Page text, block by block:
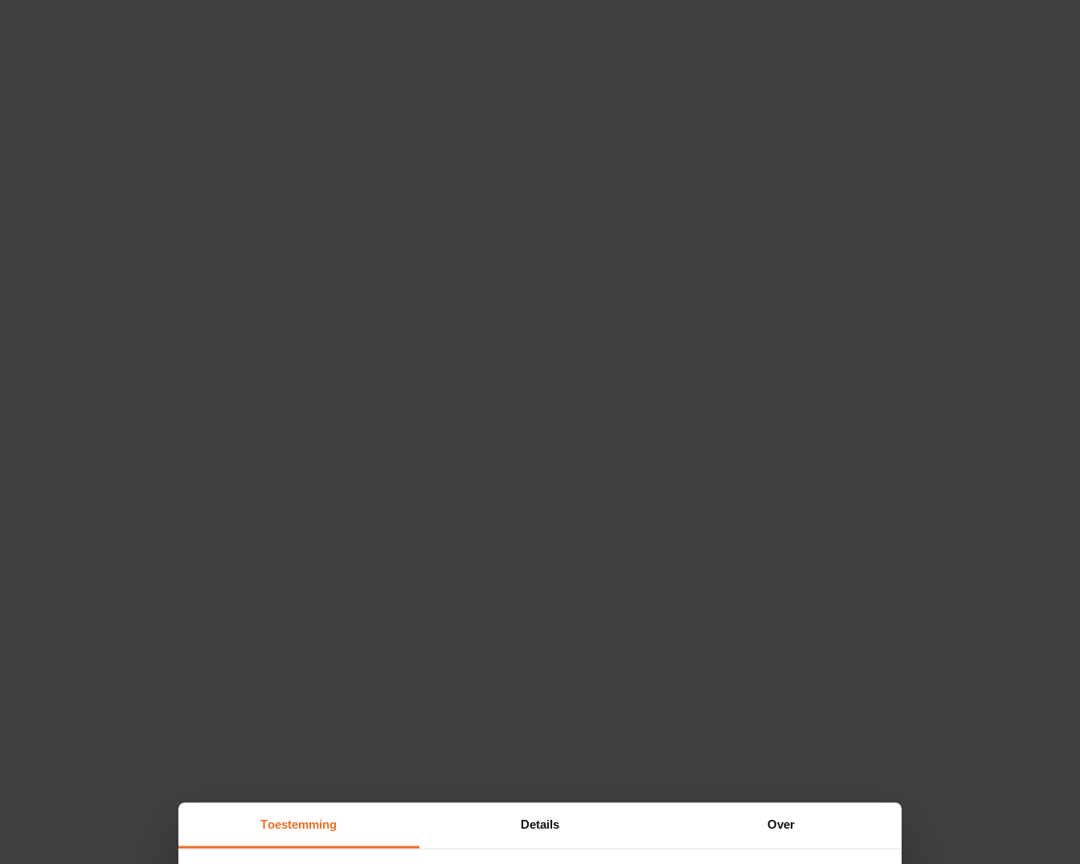
Toestemming Details Over